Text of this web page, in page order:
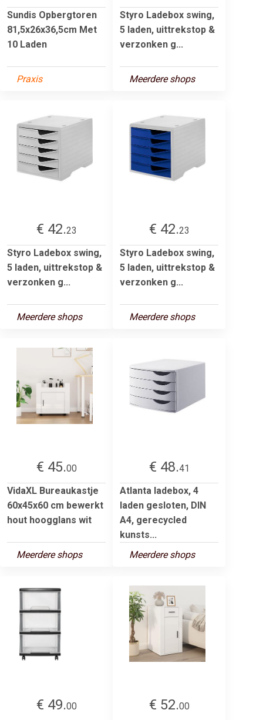
Sundis Opbergtoren
81,5x26x36,5cm Met
10 Laden
Praxis
Styro Ladebox swing,
5 laden, uittrekstop &
verzonken g...
Meerdere shops
€ 42.23
Styro Ladebox swing,
5 laden, uittrekstop &
verzonken g...
Meerdere shops
€ 42.23
Styro Ladebox swing,
5 laden, uittrekstop &
verzonken g...
Meerdere shops
€ 45.00
VidaXL Bureaukastje
60x45x60 cm bewerkt
hout hoogglans wit
Meerdere shops
€ 48.41
Atlanta ladebox, 4
laden gesloten, DIN
A4, gerecycled
kunsts...
Meerdere shops
€ 49.00 € 52.00